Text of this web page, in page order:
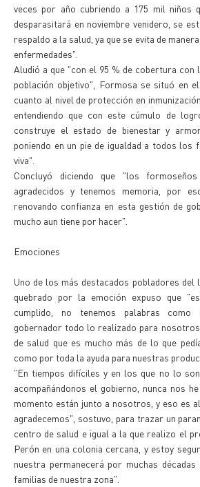
veces por año cubriendo a 175 mil niños
desparasitará en noviembre venidero, se
respaldo a la salud, ya que se evita de
enfermedades".
Aludió a que "con el 95 % de cobertura con
población objetivo", Formosa se situó en
cuanto al nivel de protección en
entendiendo que con este cúmulo de
construye el estado de bienestar y
poniendo en un pie de igualdad a todos los
viva".
Concluyó diciendo que "los
agradecidos y tenemos memoria, por
renovando confianza en esta gestión de
mucho aun tiene por hacer".
Emociones
Uno de los más destacados pobladores del
quebrado por la emoción expuso que
cumplido, no tenemos palabras como
gobernador todo lo realizado para
de salud que es mucho más de lo que
como por toda la ayuda para nuestras
"En tiempos difíciles y en los que no lo
acompañándonos el gobierno, nunca nos
momento están junto a nosotros, y eso es
agradecemos", sostuvo, para trazar un
centro de salud e igual a la que realizo el
Perón en una colonia cercana, y estoy
nuestra permanecerá por muchas
familias de nuestra zona".